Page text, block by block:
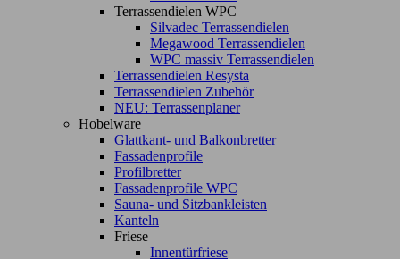
Terrassendielen WPC
Silvadec Terrassendielen
Megawood Terrassendielen
WPC massiv Terrassendielen
Terrassendielen Resysta
Terrassendielen Zubehör
NEU: Terrassenplaner
Hobelware
Glattkant- und Balkonbretter
Fassadenprofile
Profilbretter
Fassadenprofile WPC
Sauna- und Sitzbankleisten
Kanteln
Friese
Innentürfriese